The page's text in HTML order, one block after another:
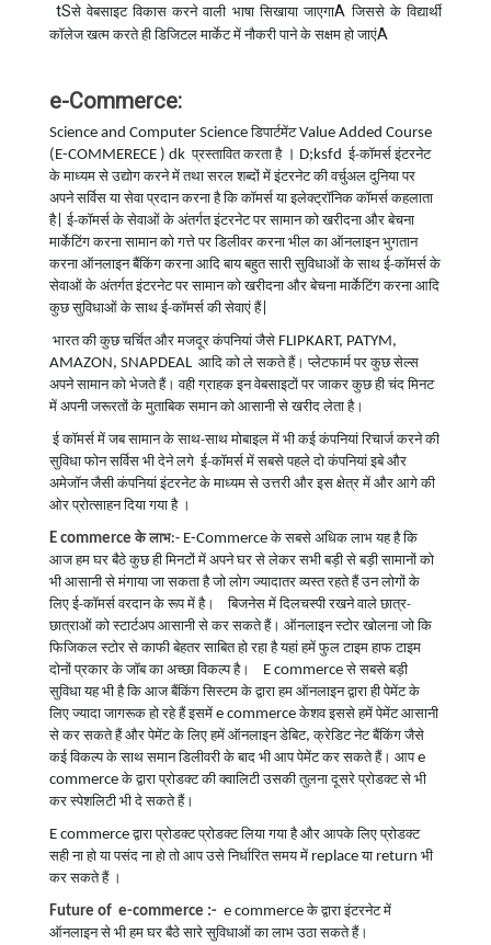
tSसे वेबसाइट विकास करने वाली भाषा सिखाया जाएगाA जिससे के विद्यार्थी
कॉलेज खत्म करते ही डिजिटल मार्केट में नौकरी पाने के सक्षम हो जाएंA
e-Commerce:
Science and Computer Scienceडिपार्टमेंटValue Added Course
(E-COMMERECE ) dkप्रस्तावित करता है। D;ksfdई-कॉमर्स इंटरनेट
के माध्यम से उद्योग करने में तथा सरल शब्दों में इंटरनेट की वर्चुअल दुनिया पर
अपने सर्विस या सेवा प्रदान करना है कि कॉमर्स या इलेक्ट्रॉनिक कॉमर्स कहलाता
है|ई-कॉमर्स के सेवाओं के अंतर्गत इंटरनेट पर सामान को खरीदना और बेचना
मार्केटिंग करना सामान को गत्ते पर डिलीवर करना भील का ऑनलाइन भुगतान
करना ऑनलाइन बैंकिंग करना आदि बाय बहुत सारी सुविधाओं के साथ ई-कॉमर्स के
सेवाओं के अंतर्गत इंटरनेट पर सामान को खरीदना और बेचना मार्केटिंग करना आदि
कुछ सुविधाओं के साथ ई-कॉमर्स की सेवाएं हैं|
भारत की कुछ चर्चित और मजदूर कंपनियां जैसे FLIPKART, PATYM,
AMAZON, SNAPDEAL आदि को ले सकते हैं। प्लेटफार्म पर कुछ सेल्स
अपने सामान को भेजते हैं। वही ग्राहक इन वेबसाइटों पर जाकर कुछ ही चंद मिनट
में अपनी जरूरतों के मुताबिक समान को आसानी से खरीद लेता है।
ई कॉमर्स में जब सामान के साथ-साथ मोबाइल में भी कई कंपनियां रिचार्ज करने की
सुविधा फोन सर्विस भी देने लगे ई-कॉमर्स में सबसे पहले दो कंपनियां इबे और
अमेजॉन जैसी कंपनियां इंटरनेट के माध्यम से उत्तरी और इस क्षेत्र में और आगे की
ओर प्रोत्साहन दिया गया है ।
E commerce के लाभ:- E-Commerceके सबसे अधिक लाभ यह है कि
आज हम घर बैठे कुछ ही मिनटों में अपने घर से लेकर सभी बड़ी से बड़ी सामानों को
भी आसानी से मंगाया जा सकता है जो लोग ज्यादातर व्यस्त रहते हैं उन लोगों के
लिए ई-कॉमर्स वरदान के रूप में है। बिजनेस में दिलचस्पी रखने वाले छात्र-
छात्राओं को स्टार्टअप आसानी से कर सकते हैं। ऑनलाइन स्टोर खोलना जो कि
फिजिकल स्टोर से काफी बेहतर साबित हो रहा है यहां हमें फुल टाइम हाफ टाइम
दोनों प्रकार के जॉब का अच्छा विकल्प है। E commerceसे सबसे बड़ी
सुविधा यह भी है कि आज बैंकिंग सिस्टम के द्वारा हम ऑनलाइन द्वारा ही पेमेंट के
लिए ज्यादा जागरूक हो रहे हैं इसमें e commerceकेशव इससे हमें पेमेंट आसानी
से कर सकते हैं और पेमेंट के लिए हमें ऑनलाइन डेबिट,क्रेडिट नेट बैंकिंग जैसे
कई विकल्प के साथ समान डिलीवरी के बाद भी आप पेमेंट कर सकते हैं। आपe
commerceके द्वारा प्रोडक्ट की क्वालिटी उसकी तुलना दूसरे प्रोडक्ट से भी
कर स्पेशलिटी भी दे सकते हैं।
E commerceद्वारा प्रोडक्ट प्रोडक्ट लिया गया है और आपके लिए प्रोडक्ट
सही ना हो या पसंद ना हो तो आप उसे निर्धारित समय में replaceया return भी
कर सकते हैं
।
Future of e-commerce :- e commerceके द्वारा इंटरनेट में
ऑनलाइन से भी हम घर बैठे सारे सुविधाओं का लाभ उठा सकते हैं।